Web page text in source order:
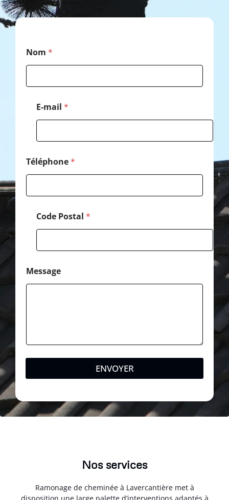
Nom *
é
h
E-mail *
Téléphone*
Code Postal *
Message
ENVOYER
Nos services
Ramonage de cheminée à Lavercantière met à